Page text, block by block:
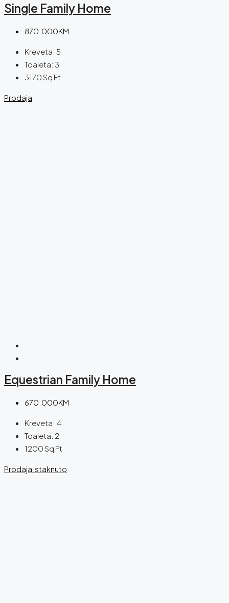
Single Family Home
870.000KM
Kreveta: 5
Toaleta: 3
3170Sq Ft
Prodaja
Equestrian Family Home
670.000KM
Kreveta: 4
Toaleta: 2
1200Sq Ft
Prodaja Istaknuto